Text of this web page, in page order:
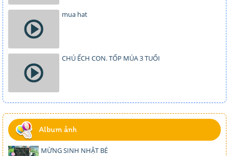
mua hat
CHÚ ẾCH CON. TỐP MÚA 3 TUỔI
Album ảnh
MỪNG SINH NHẬT BÉ